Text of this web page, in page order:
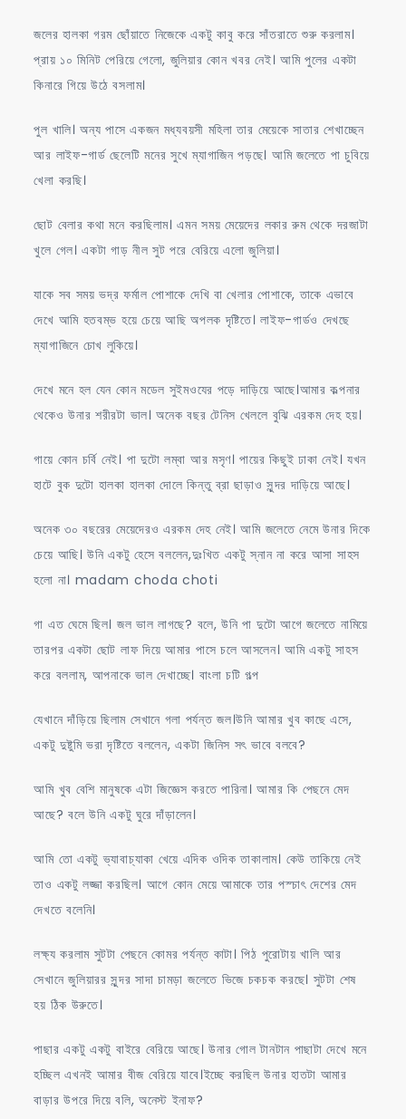
জলের হালকা গরম ছোঁয়াতে নিজেকে একটু কাবু করে সাঁতরাতে শুরু করলাম।
প্রায় ১০ মিনিট পেরিয়ে গেলো, জুলিয়ার কোন খবর নেই। আমি পুলের একটা
কিনারে গিয়ে উঠে বসলাম।
পুল খালি। অন্য পাসে একজন মধ্যবয়সী মহিলা তার মেয়েকে সাতার শেখাচ্ছেন
আর লাইফ-গার্ড ছেলেটি মনের সুখে ম্যাগাজিন পড়ছে। আমি জলেতে পা চুবিয়ে
খেলা করছি।
ছোট বেলার কথা মনে করছিলাম। এমন সময় মেয়েদের লকার রুম থেকে দরজাটা
খুলে গেল। একটা গাড় নীল সুট পরে বেরিয়ে এলো জুলিয়া।
যাকে সব সময় ভদ্র ফর্মাল পোশাকে দেখি বা খেলার পোশাকে, তাকে এভাবে
দেখে আমি হতবম্ভ হয়ে চেয়ে আছি অপলক দৃষ্টিতে। লাইফ-গার্ডও দেখছে
ম্যাগাজিনে চোখ লুকিয়ে।
দেখে মনে হল যেন কোন মডেল সুইমওযের পড়ে দাড়িয়ে আছে।আমার কল্পনার
থেকেও উনার শরীরটা ভাল। অনেক বছর টেনিস খেললে বুঝি এরকম দেহ হয়।
গায়ে কোন চর্বি নেই। পা দুটো লম্বা আর মসৃণ। পায়ের কিছুই ঢাকা নেই। যখন
হাটে বুক দুটো হালকা হালকা দোলে কিন্তু ব্রা ছাড়াও সুন্দর দাড়িয়ে আছে।
অনেক ৩০ বছরের মেয়েদেরও এরকম দেহ নেই। আমি জলেতে নেমে উনার দিকে
চেয়ে আছি। উনি একটু হেসে বললেন,দুঃখিত একটু স্নান না করে আসা সাহস
হলো না। madam choda choti
গা এত ঘেমে ছিল। জল ভাল লাগছে? বলে, উনি পা দুটো আগে জলেতে নামিয়ে
তারপর একটা ছোট লাফ দিয়ে আমার পাসে চলে আসলেন। আমি একটু সাহস
করে বললাম, আপনাকে ভাল দেখাচ্ছে। বাংলা চটি গল্প
যেখানে দাঁড়িয়ে ছিলাম সেখানে গলা পর্যন্ত জল।উনি আমার খুব কাছে এসে,
একটু দুষ্টুমি ভরা দৃষ্টিতে বললেন, একটা জিনিস সৎ ভাবে বলবে?
আমি খুব বেশি মানুষকে এটা জিজ্ঞেস করতে পারিনা। আমার কি পেছনে মেদ
আছে? বলে উনি একটু ঘুরে দাঁড়ালেন।
আমি তো একটু ভ্যাবাচ্যাকা খেয়ে এদিক ওদিক তাকালাম। কেউ তাকিয়ে নেই
তাও একটু লজ্জা করছিল। আগে কোন মেয়ে আমাকে তার পস্চাৎ দেশের মেদ
দেখতে বলেনি।
লক্ষ্য করলাম সুটটা পেছনে কোমর পর্যন্ত কাটা। পিঠ পুরোটায় খালি আর
সেখানে জুলিয়ারর সুন্দর সাদা চামড়া জলেতে ভিজে চকচক করছে। সুটটা শেষ
হয় ঠিক উরুতে।
পাছার একটু একটু বাইরে বেরিয়ে আছে। উনার গোল টানটান পাছাটা দেখে মনে
হচ্ছিল এখনই আমার বীজ বেরিয়ে যাবে।ইচ্ছে করছিল উনার হাতটা আমার
বাড়ার উপরে দিয়ে বলি, অনেস্ট ইনাফ?